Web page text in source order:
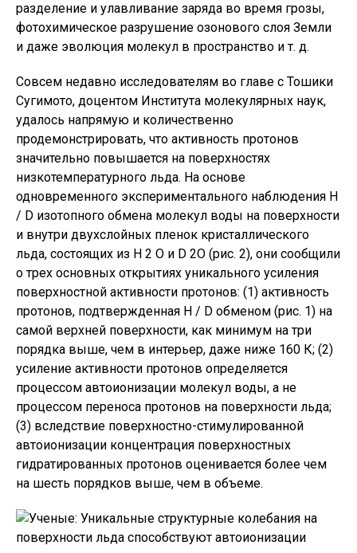
разделение и улавливание заряда во время грозы,
фотохимическое разрушение озонового слоя Земли
и даже эволюция молекул в пространство и т. д.
Совсем недавно исследователям во главе с Тошики
Сугимото, доцентом Института молекулярных наук,
удалось напрямую и количественно
продемонстрировать, что активность протонов
значительно повышается на поверхностях
низкотемпературного льда. На основе
одновременного экспериментального наблюдения H
/ D изотопного обмена молекул воды на поверхности
и внутри двухслойных пленок кристаллического
льда, состоящих из H 2 O и D 2O (рис. 2), они сообщили
о трех основных открытиях уникального усиления
поверхностной активности протонов: (1) активность
протонов, подтвержденная H / D обменом (рис. 1) на
самой верхней поверхности, как минимум на три
порядка выше, чем в интерьер, даже ниже 160 К; (2)
усиление активности протонов определяется
процессом автоионизации молекул воды, а не
процессом переноса протонов на поверхности льда;
(3) вследствие поверхностно-стимулированной
автоионизации концентрация поверхностных
гидратированных протонов оценивается более чем
на шесть порядков выше, чем в объеме.